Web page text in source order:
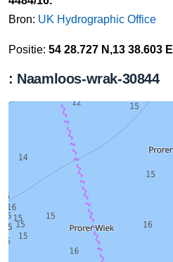
Bron: UK Hydrographic Office
Positie: 54 28.727 N,13 38.603 E
: Naamloos-wrak-30844